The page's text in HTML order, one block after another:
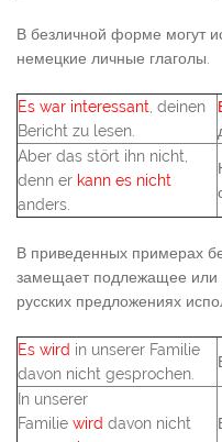
В безличной форме могут
немецкие личные глаголы.
Es war interessant, deinen
Bericht zu lesen.
Aber das stört ihn nicht,
denn er kann es nicht
anders.
В приведенных примерах
замещает подлежащее или
русских предложениях
Es wird in unserer Familie
davon nicht gesprochen.
In unserer
Familie wird davon nicht